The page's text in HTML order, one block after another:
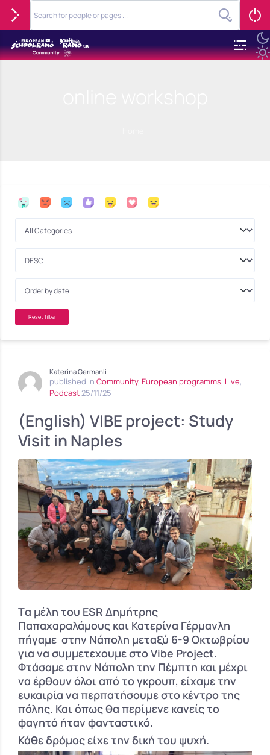
Reset filter
Katerina Germanli
published in Community, European programms, Live,
Podcast 25/11/25
(English) VIBE project: Study
Visit in Naples
Tα μέλη του ESR Δημήτρης
Παπαχαραλάμους και Κατερίνα Γέρμανλη
πήγαμε στην Νάπολη μεταξύ 6-9 Οκτωβρίου
για να συμμετεχουμε στο Vibe Project.
Φτάσαμε στην Νάπολη την Πέμπτη και μέχρι
να έρθουν όλοι από το γκρουπ, είχαμε την
ευκαιρία να περπατήσουμε στο κέντρο της
πόλης. Και όπως θα περίμενε κανείς το
φαγητό ήταν φανταστικό.
Κάθε δρόμος είχε την δική του ψυχή.